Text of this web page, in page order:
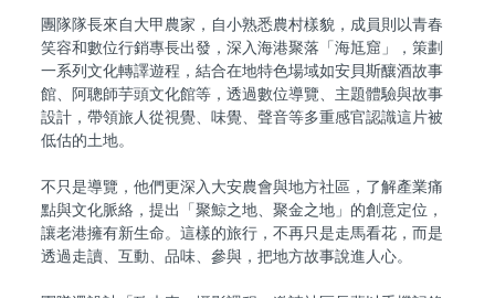
團隊隊長來自大甲農家，自小熟悉農村樣貌，成員則以青春
笑容和數位行銷專長出發，深入海港聚落「海尪窟」，策劃
一系列文化轉譯遊程，結合在地特色場域如安貝斯釀酒故事
館、阿聰師芋頭文化館等，透過數位導覽、主題體驗與故事
設計，帶領旅人從視覺、味覺、聲音等多重感官認識這片被
低估的土地。
不只是導覽，他們更深入大安農會與地方社區，了解產業痛
點與文化脈絡，提出「聚鯨之地、聚金之地」的創意定位，
讓老港擁有新生命。這樣的旅行，不再只是走馬看花，而是
透過走讀、互動、品味、參與，把地方故事說進人心。